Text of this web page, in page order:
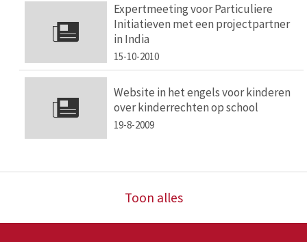
Expertmeeting voor Particuliere
Initiatieven met een projectpartner
in India
15-10-2010
Website in het engels voor kinderen
over kinderrechten op school
19-8-2009
Toon alles